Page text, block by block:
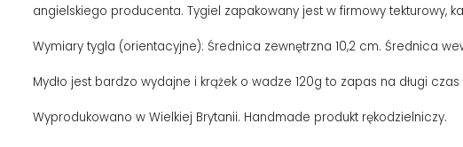
angielskiego producenta. Tygiel zapakowany jest w firmowy tekturowy,
Wymiary tygla (orientacyjne): Średnica zewnętrzna 10,2 cm. Średnica
Mydło jest bardzo wydajne i krążek o wadze 120g to zapas na długi
Wyprodukowano w Wielkiej Brytanii. Handmade produkt rękodzielniczy.